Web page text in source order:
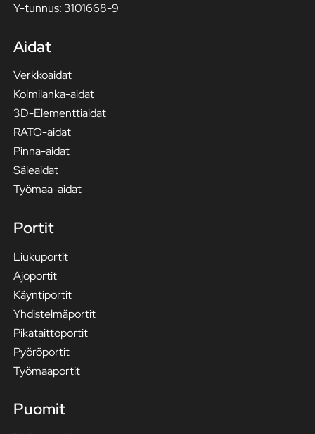
Y-tunnus: 3101668-9
Aidat
Verkkoaidat
Kolmilanka-aidat
3D-Elementtiaidat
RATO-aidat
Pinna-aidat
Säleaidat
Työmaa-aidat
Portit
Liukuportit
Ajoportit
Käyntiportit
Yhdistelmäportit
Pikataittoportit
Pyöröportit
Työmaaportit
Puomit